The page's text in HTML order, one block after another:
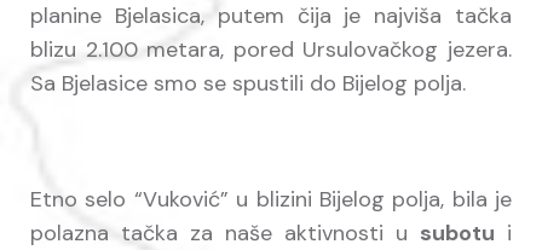
planine Bjelasica, putem čija je najviša tačka
blizu 2.100 metara, pored Ursulovačkog jezera.
Sa Bjelasice smo se spustili do Bijelog polja.
Etno selo “Vuković” u blizini Bijelog polja, bila je
polazna tačka za naše aktivnosti u subotu i